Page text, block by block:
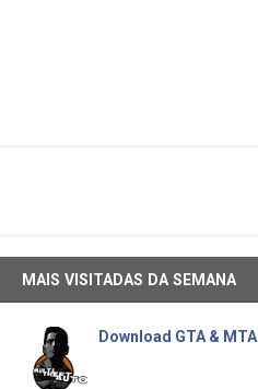
MAIS VISITADAS DA SEMANA
Download GTA & MTA